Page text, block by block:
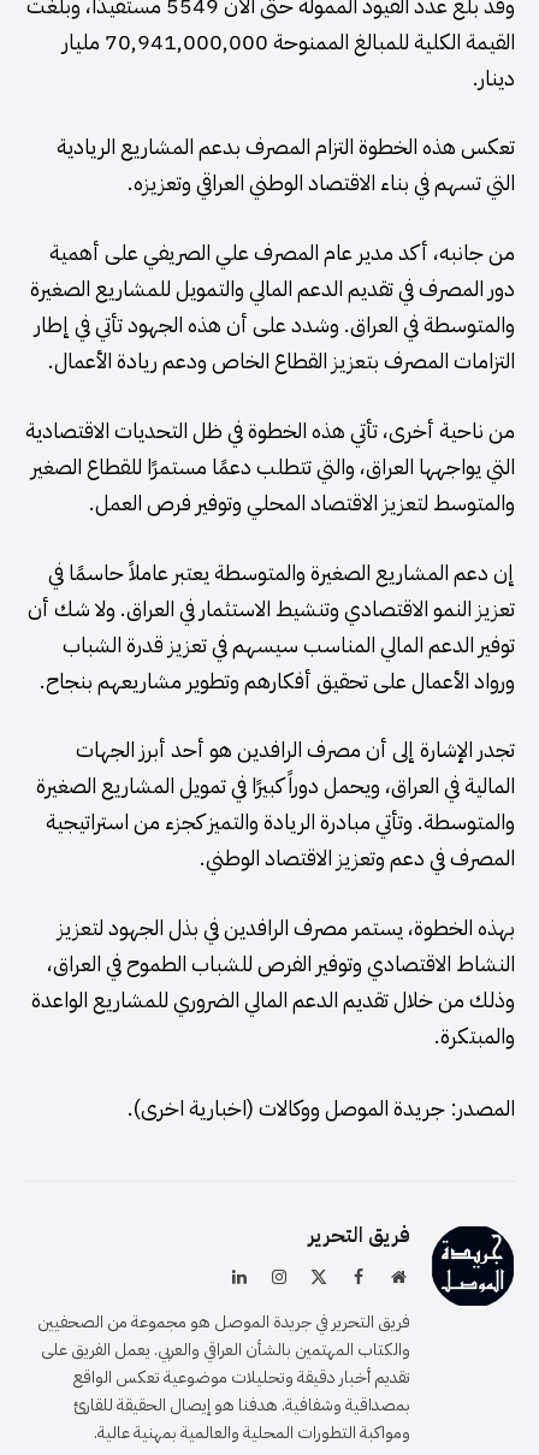
القيمة الكلية للمبالغ الممنوحة 70,941,000,000 مليار
دينار.
تعكس هذه الخطوة التزام المصرف بدعم المشاريع الريادية
التي تسهم في بناء الاقتصاد الوطني العراقي وتعزيزه.
من جانبه، أكد مدير عام المصرف علي الصريفي على أهمية
دور المصرف في تقديم الدعم المالي والتمويل للمشاريع الصغيرة
والمتوسطة في العراق. وشدد على أن هذه الجهود تأتي في إطار
التزامات المصرف بتعزيز القطاع الخاص ودعم ريادة الأعمال.
من ناحية أخرى، تأتي هذه الخطوة في ظل التحديات الاقتصادية
التي يواجهها العراق، والتي تتطلب دعمًا مستمرًا للقطاع الصغير
والمتوسط لتعزيز الاقتصاد المحلي وتوفير فرص العمل.
إن دعم المشاريع الصغيرة والمتوسطة يعتبر عاملاً حاسمًا في
تعزيز النمو الاقتصادي وتنشيط الاستثمار في العراق. ولا شك أن
توفير الدعم المالي المناسب سيسهم في تعزيز قدرة الشباب
ورواد الأعمال على تحقيق أفكارهم وتطوير مشاريعهم بنجاح.
تجدر الإشارة إلى أن مصرف الرافدين هو أحد أبرز الجهات
المالية في العراق، ويحمل دوراً كبيرًا في تمويل المشاريع الصغيرة
والمتوسطة. وتأتي مبادرة الريادة والتميز كجزء من استراتيجية
المصرف في دعم وتعزيز الاقتصاد الوطني.
بهذه الخطوة، يستمر مصرف الرافدين في بذل الجهود لتعزيز
النشاط الاقتصادي وتوفير الفرص للشباب الطموح في العراق،
وذلك من خلال تقديم الدعم المالي الضروري للمشاريع الواعدة
والمبتكرة.
المصدر: جريدة الموصل ووكالات (اخبارية اخرى).
فريق التحرير
موقعفيسبوك الانستغرام
لينكدإن
فريق التحرير في جريدة الموصل هو مجموعة من الصحفيين
والكتاب المهتمين بالشأن العراقي والعربي. يعمل الفريق على
تقديم أخبار دقيقة وتحليلات موضوعية تعكس الواقع
بمصداقية وشفافية. هدفنا هو إيصال الحقيقة للقارئ
ومواكبة التطورات المحلية والعالمية بمهنية عالية.